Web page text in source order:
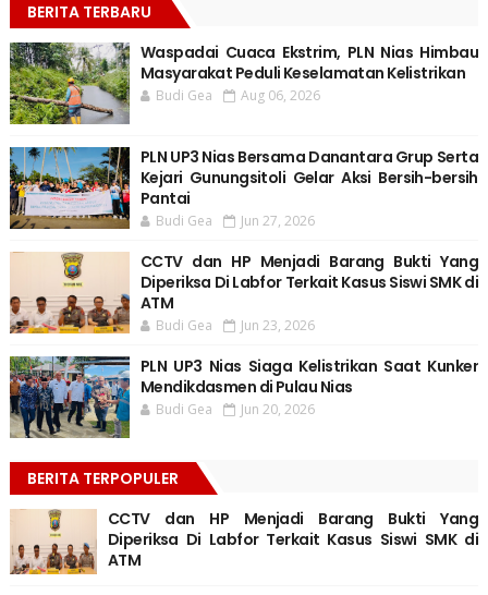
BERITA TERBARU
Waspadai Cuaca Ekstrim, PLN Nias Himbau
Masyarakat Peduli Keselamatan Kelistrikan
Budi Gea Aug 06, 2026
PLN UP3 Nias Bersama Danantara Grup Serta
Kejari Gunungsitoli Gelar Aksi Bersih-bersih
Pantai
Budi Gea Jun 27, 2026
CCTV dan HP Menjadi Barang Bukti Yang
Diperiksa Di Labfor Terkait Kasus Siswi SMK di
ATM
Budi Gea Jun 23, 2026
PLN UP3 Nias Siaga Kelistrikan Saat Kunker
Mendikdasmen di Pulau Nias
Budi Gea Jun 20, 2026
BERITA TERPOPULER
CCTV dan HP Menjadi Barang Bukti Yang
Diperiksa Di Labfor Terkait Kasus Siswi SMK di
ATM